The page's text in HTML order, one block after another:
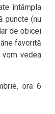
întâmpla
puncte (nu
de obicei
favorită
vedea
ora 6